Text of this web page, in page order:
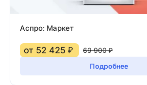
Аспро: Маркет
от 52 425 ₽
69 900 ₽
Подробнее